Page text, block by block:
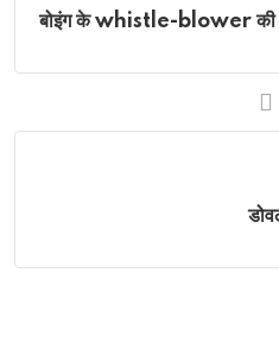
बोइंग के whistle-blower की